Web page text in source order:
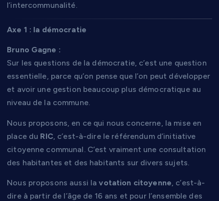
l’intercommunalité.
Axe 1 : la démocratie
Bruno Gagne :
Sur les questions de la démocratie, c’est une question
essentielle, parce qu’on pense que l’on peut développer
et avoir une gestion beaucoup plus démocratique au
niveau de la commune.
Nous proposons, en ce qui nous concerne, la mise en
place du RIC , c’est-à-dire le référendum d’initiative
citoyenne communal. C’est vraiment une consultation
des habitantes et des habitants sur divers sujets.
Nous proposons aussi lavotation citoyenne , c’est-à-
dire à partir de l’âge de 16 ans et pour l’ensemble des